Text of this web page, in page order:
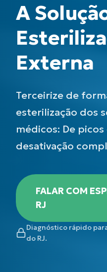
A
Externa
Terceirize de
esterilização dos
médicos: De
desativação
FALAR COM
RJ
Diagnóstico rápido
do RJ.